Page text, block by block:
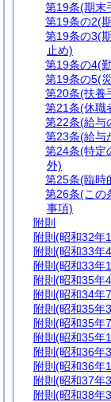
第19条(期末
第19条の2(
第19条の3(
止め)
第19条の4(
第19条の5(
第20条(扶養
第21条(休職
第22条(給与
第23条(給与
第24条(特定
外)
第25条(臨時
第26条(この
事項)
附則
附則 (昭和32年
附則 (昭和33年
附則 (昭和33年
附則 (昭和35年
附則 (昭和34年
附則 (昭和35年
附則 (昭和35年
附則 (昭和35年
附則 (昭和36年
附則 (昭和36年
附則 (昭和37年
附則 (昭和38年